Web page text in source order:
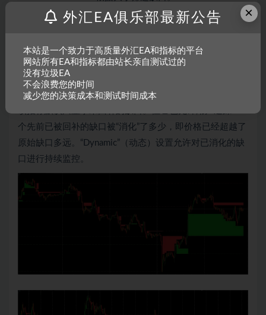
Auto Threshold –自动设置缺口大小过滤器。
Mitigation Levels –显示已回补缺口的进展程度。
Timeframe –选择用于检测FVG的数据周期。
超越初始缺口
个先前已被回补的缺口被“消化”了多少，即价格已经超越了
原始缺口多远。“Dynamic”（动态）设置允许对已消化的缺
口进行持续监控。
×
外汇EA俱乐部最新公告
本站是一个致力于高质量外汇EA和指标的平台
网站所有EA和指标都由站长亲自测试过的
没有垃圾EA
不会浪费您的时间
减少您的决策成本和测试时间成本